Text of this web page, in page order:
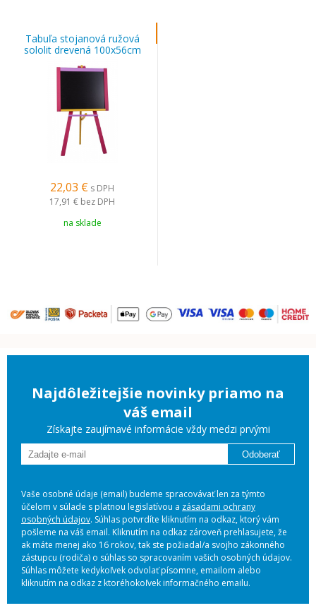
Tabuľa stojanová ružová
sololit drevená 100x56cm
22,03 € s DPH
17,91 € bez DPH
na sklade
Najdôležitejšie novinky priamo na
váš email
Získajte zaujímavé informácie vždy medzi prvými
Odoberať
Vaše osobné údaje (email) budeme spracovávať len za týmto
účelom v súlade s platnou legislatívou a zásadami ochrany
osobných údajov. Súhlas potvrdíte kliknutím na odkaz, ktorý vám
pošleme na váš email. Kliknutím na odkaz zároveň prehlasujete, že
ak máte menej ako 16 rokov, tak ste požiadal/a svojho zákonného
zástupcu (rodiča) o súhlas so spracovaním vašich osobných údajov.
Súhlas môžete kedykoľvek odvolať písomne, emailom alebo
kliknutím na odkaz z ktoréhokoľvek informačného emailu.